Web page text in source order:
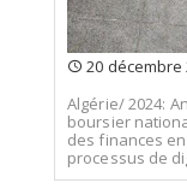
20 décembre
Algérie/ 2024:
boursier
des finances
processus de